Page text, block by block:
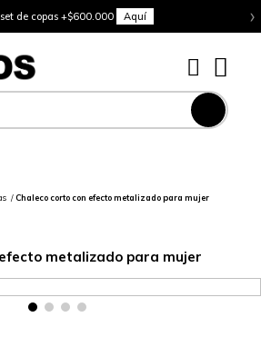
de copas +$600.000 Aquí ›
Chaleco corto con efecto metalizado para mujer
metalizado para mujer